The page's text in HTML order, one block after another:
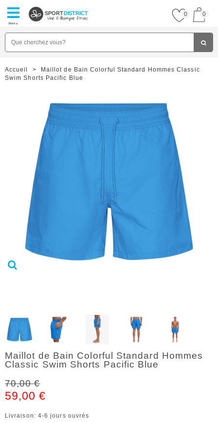
Menu
SPORTDISTRICT 0 0
Accueil >
Maillot de Bain Colorful Standard Hommes Classic
Swim Shorts Pacific Blue
Maillot de Bain Colorful Standard Hommes
Classic Swim Shorts Pacific Blue
70,00 €
59,00 €
Livraison: 4-6 jours ouvrés